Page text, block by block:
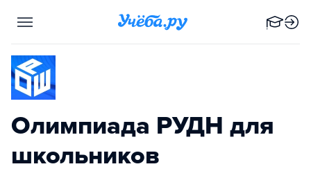
Олимпиада РУДН для
школьников